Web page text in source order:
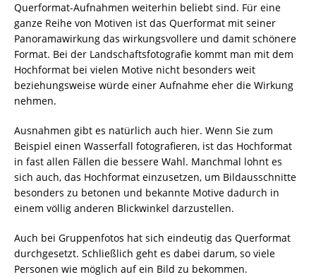
Querformat-Aufnahmen weiterhin beliebt sind. Für eine
ganze Reihe von Motiven ist das Querformat mit seiner
Panoramawirkung das wirkungsvollere und damit schönere
Format. Bei der Landschaftsfotografie kommt man mit dem
Hochformat bei vielen Motive nicht besonders weit
beziehungsweise würde einer Aufnahme eher die Wirkung
nehmen.
Ausnahmen gibt es natürlich auch hier. Wenn Sie zum
Beispiel einen Wasserfall fotografieren, ist das Hochformat
in fast allen Fällen die bessere Wahl. Manchmal lohnt es
sich auch, das Hochformat einzusetzen, um Bildausschnitte
besonders zu betonen und bekannte Motive dadurch in
einem völlig anderen Blickwinkel darzustellen.
Auch bei Gruppenfotos hat sich eindeutig das Querformat
durchgesetzt. Schließlich geht es dabei darum, so viele
Personen wie möglich auf ein Bild zu bekommen.